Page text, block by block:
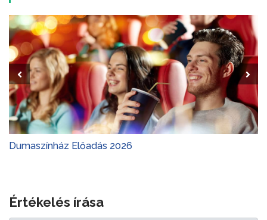
Dumaszínház Előadás 2026
Értékelés írása